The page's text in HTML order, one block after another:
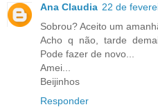
Ana Claudia 22 de
Sobrou? Aceito um
Acho q não, tarde
Pode fazer de novo...
Amei...
Beijinhos
Responder